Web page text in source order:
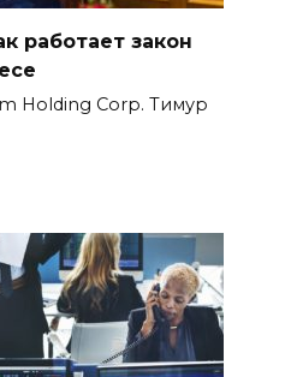
работает закон
Holding Corp. Тимур